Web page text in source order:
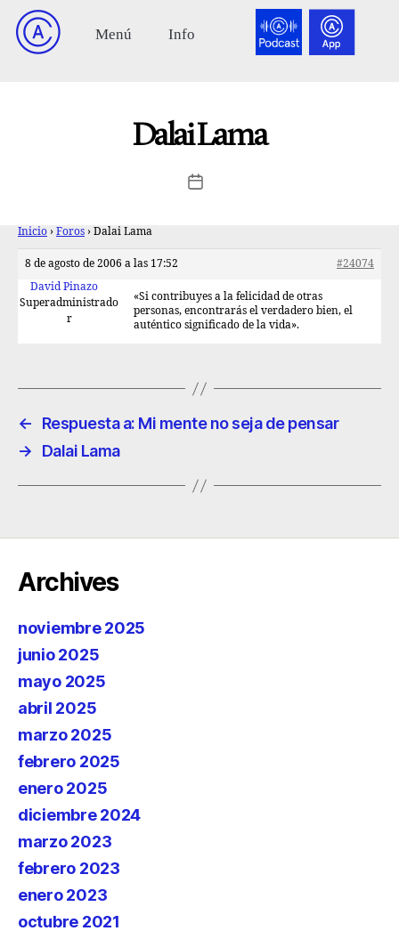
Dalai Lama
Inicio › Foros › Dalai Lama
8 de agosto de 2006 a las 17:52
#24074
David Pinazo
Superadministrado
r
«Si contribuyes a la felicidad de otras
personas, encontrarás el verdadero bien, el
auténtico significado de la vida».
←
Respuesta a: Mi mente no seja de pensar
→
Dalai Lama
Archives
noviembre 2025
junio 2025
mayo 2025
abril 2025
marzo 2025
febrero 2025
enero 2025
diciembre 2024
marzo 2023
febrero 2023
enero 2023
octubre 2021